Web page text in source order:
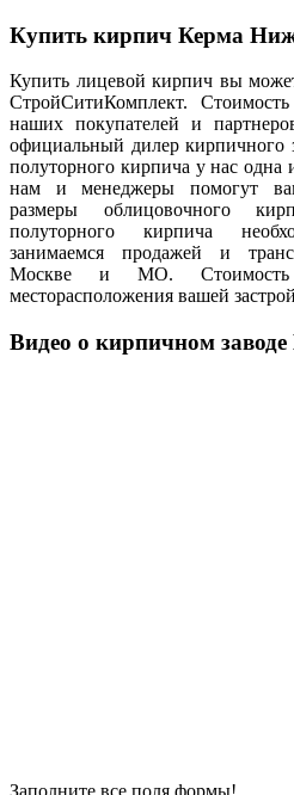
Купить кирпич Керма
Купить лицевой кирпич вы
СтройСитиКомплект.
наших покупателей и
официальный дилер кирпичного
полуторного кирпича у нас одна
нам и менеджеры помогут
размеры облицовочного
полуторного кирпича
занимаемся продажей и
Москве и МО. Стоимость
месторасположения вашей
Видео о кирпичном
Заполните все поля формы!